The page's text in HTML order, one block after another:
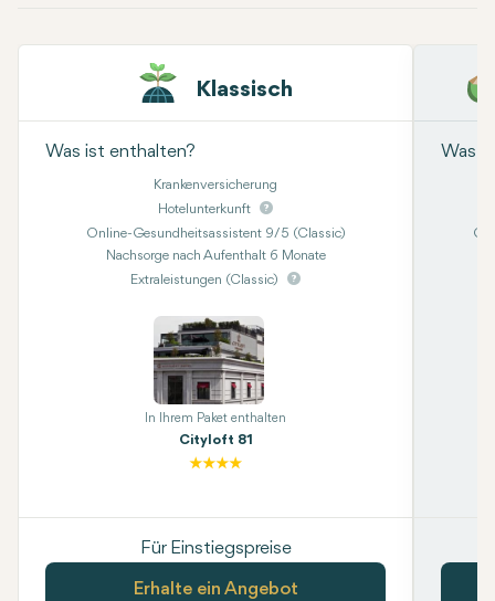
Klassisch
Was ist enthalten?
Krankenversicherung
Hotelunterkunft
Online-Gesundheitsassistent 9/5 (Classic)
Nachsorge nach Aufenthalt 6 Monate
Extraleistungen (Classic)
In Ihrem Paket enthalten
Cityloft 81
Für Einstiegspreise
Erhalte ein Angebot
Was